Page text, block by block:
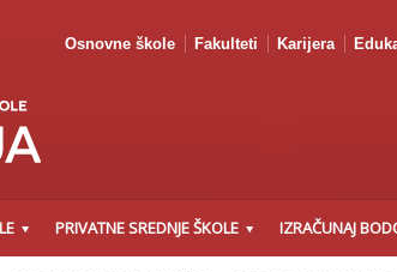
Osnovne škole Fakulteti Karijera
PRIVATNE SREDNJE ŠKOLE IZRAČUNAJ